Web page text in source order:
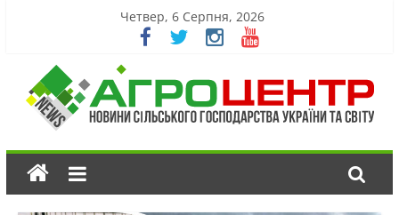
Четвер, 6 Серпня, 2026